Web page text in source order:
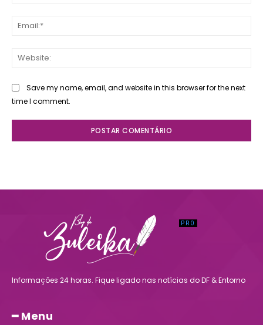
Save my name, email, and website in this browser for the next
time I comment.
Informações 24 horas. Fique ligado nas notícias do DF & Entorno
━ Menu